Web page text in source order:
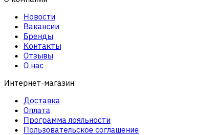
Новости
Вакансии
Бренды
Контакты
Отзывы
О нас
Интернет-магазин
Доставка
Оплата
Программа лояльности
Пользовательское соглашение